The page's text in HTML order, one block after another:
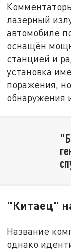
лазерный
автомобиле
оснащён
станцией и
установка
поражения,
обнаружения
"Китаец"
Название
однако